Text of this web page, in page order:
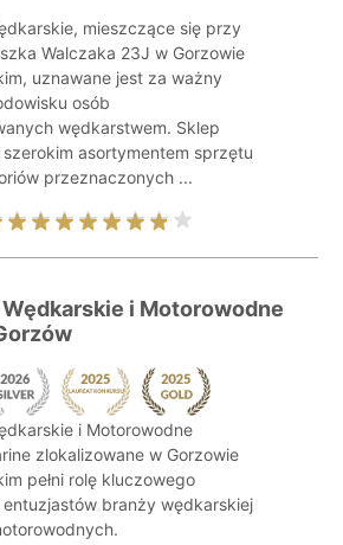
mieszczące się przy
Walczaka 23J w Gorzowie
uznawane jest za ważny
osób
wędkarstwem. Sklep
asortymentem sprzętu
przeznaczonych ...
i Motorowodne
i Motorowodne
zlokalizowane w Gorzowie
pełni rolę kluczowego
entuzjastów branży wędkarskiej